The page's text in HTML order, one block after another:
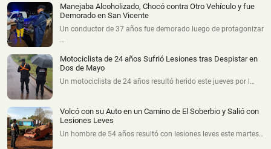
Manejaba Alcoholizado, Chocó contra Otro Vehículo y fue
Demorado en San Vicente
Un conductor de 37 años fue demorado luego de protagonizar
…
Motociclista de 24 años Sufrió Lesiones tras Despistar en
Dos de Mayo
Un motociclista de 24 años resultó herido este jueves por l…
Volcó con su Auto en un Camino de El Soberbio y Salió con
Lesiones Leves
Un hombre de 54 años resultó con lesiones leves este martes…